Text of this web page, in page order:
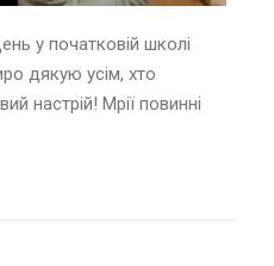
у початковій школі
дякую усім, хто
настрій! Мрії повинні